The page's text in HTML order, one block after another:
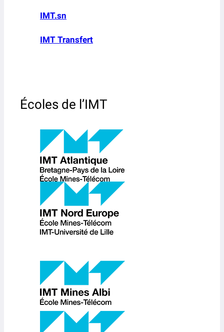
IMT.sn
IMT Transfert
Écoles de l’IMT